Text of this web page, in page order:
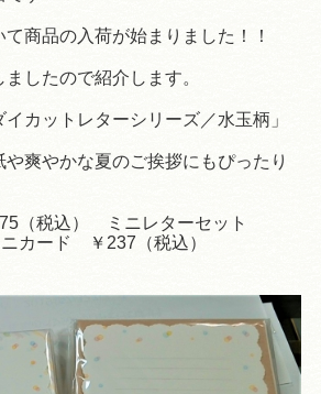
商品の入荷が始まりました！！
したので紹介します。
カットレターシリーズ／水玉柄」
爽やかな夏のご挨拶にもぴったり
（税込） ミニレターセット
カード ￥237（税込）